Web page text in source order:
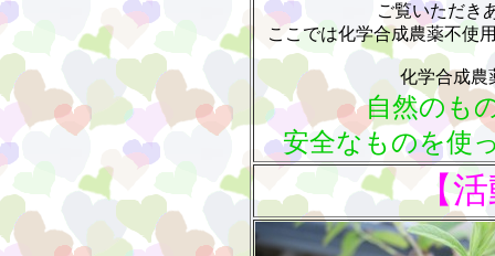
ご覧いただき
ここでは化学合成農薬不使
化学合成農
自然のも
安全なものを使
【